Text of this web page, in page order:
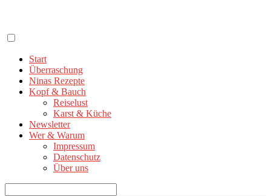
springen
Start
Überraschung
Ninas Rezepte
Kopf & Bauch
Reiselust
Karst & Küche
Newsletter
Wer & Warum
Impressum
Datenschutz
Über uns